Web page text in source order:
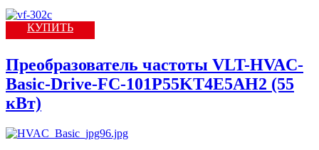
КУПИТЬ
Преобразователь частоты VLT-HVAC-
Basic-Drive-FC-101P55KT4E5AH2 (55
кВт)